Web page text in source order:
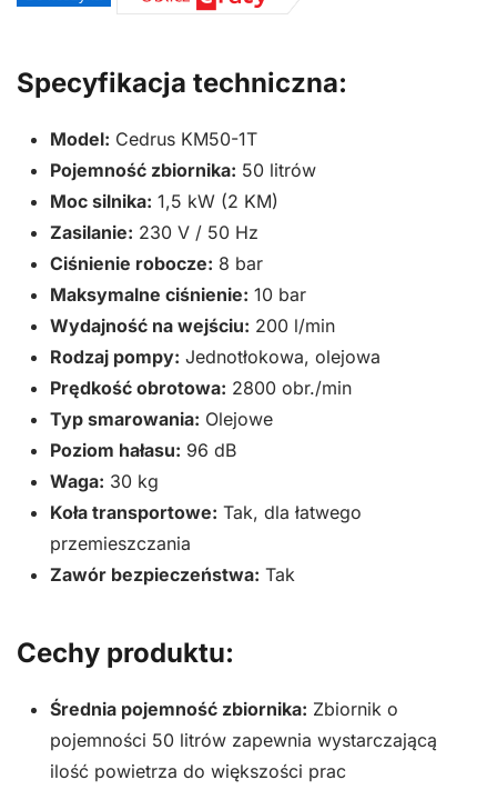
oficjalny
Cedrus
KM50-
Specyfikacja techniczna:
Model: Cedrus KM50-1T
Pojemność zbiornika: 50 litrów
Moc silnika: 1,5 kW (2 KM)
Zasilanie: 230 V / 50 Hz
Ciśnienie robocze: 8 bar
Maksymalne ciśnienie: 10 bar
Wydajność na wejściu: 200 l/min
Rodzaj pompy: Jednotłokowa, olejowa
Prędkość obrotowa: 2800 obr./min
Typ smarowania: Olejowe
Poziom hałasu: 96 dB
Waga: 30 kg
Koła transportowe: Tak, dla łatwego
przemieszczania
Zawór bezpieczeństwa: Tak
Cechy produktu:
Średnia pojemność zbiornika: Zbiornik o
pojemności 50 litrów zapewnia wystarczającą
ilość powietrza do większości prac